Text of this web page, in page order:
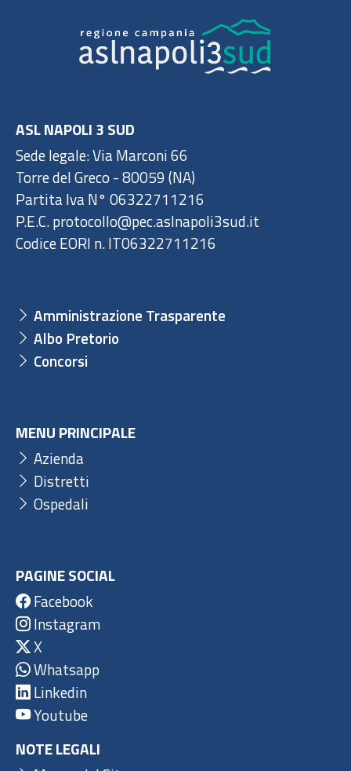
ASL NAPOLI 3 SUD
Sede legale: Via Marconi 66
Torre del Greco - 80059 (NA)
Partita Iva N° 06322711216
P.E.C. protocollo@pec.aslnapoli3sud.it
Codice EORI n. IT06322711216
Amministrazione Trasparente
Albo Pretorio
Concorsi
MENU PRINCIPALE
Azienda
Distretti
Ospedali
PAGINE SOCIAL
Facebook
Instagram
X
Whatsapp
Linkedin
Youtube
NOTE LEGALI